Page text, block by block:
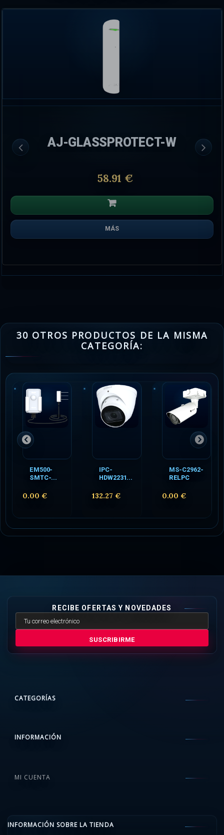
AJ-GLASSPROTECT-W
58.91 €
MÁS
30 OTROS PRODUCTOS DE LA MISMA
CATEGORÍA:
EM500-
SMTC-...
0.00 €
IPC-
HDW2231...
132.27 €
MS-C2962-
RELPC
0.00 €
RECIBE OFERTAS Y NOVEDADES
SUSCRIBIRME
CATEGORÍAS
INFORMACIÓN
MI CUENTA
INFORMACIÓN SOBRE LA TIENDA